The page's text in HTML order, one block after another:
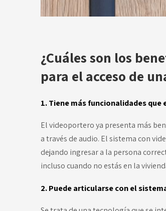
¿Cuáles son los
para el acceso de
1. Tiene más funcionalidades
El videoportero ya presenta más
a través de audio. El sistema con
dejando ingresar a la persona
incluso cuando no estás en la
2. Puede articularse con el